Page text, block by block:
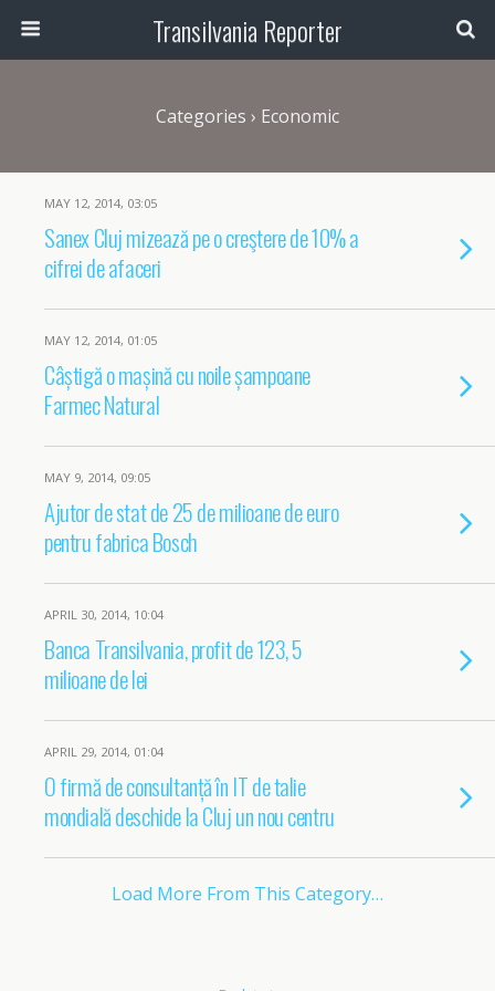
Transilvania Reporter
Categories › Economic
MAY 12, 2014, 03:05
Sanex Cluj mizează pe o creştere de 10% a
cifrei de afaceri
MAY 12, 2014, 01:05
Câștigă o mașină cu noile șampoane
Farmec Natural
MAY 9, 2014, 09:05
Ajutor de stat de 25 de milioane de euro
pentru fabrica Bosch
APRIL 30, 2014, 10:04
Banca Transilvania, profit de 123, 5
milioane de lei
APRIL 29, 2014, 01:04
O firmă de consultanță în IT de talie
mondială deschide la Cluj un nou centru
Load More From This Category…